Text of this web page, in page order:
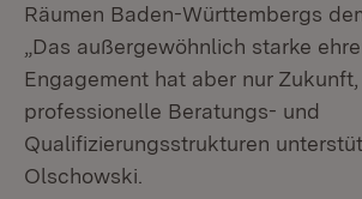
Räumen Baden-Württembergs
„Das außergewöhnlich starke
Engagement hat aber nur
professionelle Beratungs- und
Qualifizierungsstrukturen
Olschowski.